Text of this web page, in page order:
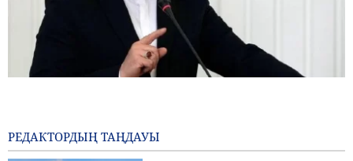
2 hours ago
РЕДАКТОРДЫҢ ТАҢДАУЫ